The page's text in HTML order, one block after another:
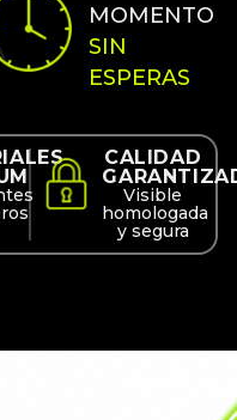
MOMENTO
SIN
ESPERAS
CALIDAD
Visible
homologada
y segura